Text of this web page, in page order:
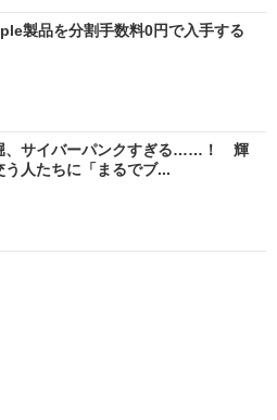
製品を分割手数料0円で入手する
、サイバーパンクすぎる……！ 輝
う人たちに「まるでブ...